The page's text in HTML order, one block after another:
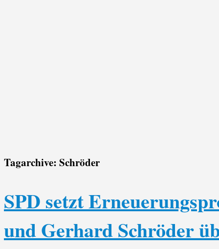
Tagarchive: Schröder
SPD setzt
und Gerhard Schröder